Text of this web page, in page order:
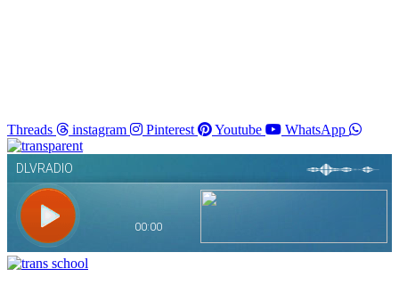
Threads instagram Pinterest Youtube WhatsApp